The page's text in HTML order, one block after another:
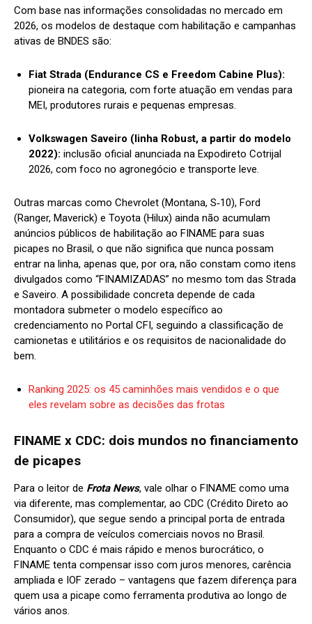
Com base nas informações consolidadas no mercado em
2026, os modelos de destaque com habilitação e campanhas
ativas de BNDES são:
Fiat Strada (Endurance CS e Freedom Cabine Plus):
pioneira na categoria, com forte atuação em vendas para
MEI, produtores rurais e pequenas empresas.
Volkswagen Saveiro (linha Robust, a partir do modelo
2022): inclusão oficial anunciada na Expodireto Cotrijal
2026, com foco no agronegócio e transporte leve.
Outras marcas como Chevrolet (Montana, S‑10), Ford
(Ranger, Maverick) e Toyota (Hilux) ainda não acumulam
anúncios públicos de habilitação ao FINAME para suas
picapes no Brasil, o que não significa que nunca possam
entrar na linha, apenas que, por ora, não constam como itens
divulgados como “FINAMIZADAS” no mesmo tom das Strada
e Saveiro. A possibilidade concreta depende de cada
montadora submeter o modelo específico ao
credenciamento no Portal CFI, seguindo a classificação de
camionetas e utilitários e os requisitos de nacionalidade do
bem.
Ranking 2025: os 45 caminhões mais vendidos e o que
eles revelam sobre as decisões das frotas
FINAME x CDC: dois mundos no financiamento
de picapes
Para o leitor de Frota News, vale olhar o FINAME como uma
via diferente, mas complementar, ao CDC (Crédito Direto ao
Consumidor), que segue sendo a principal porta de entrada
para a compra de veículos comerciais novos no Brasil.
Enquanto o CDC é mais rápido e menos burocrático, o
FINAME tenta compensar isso com juros menores, carência
ampliada e IOF zerado – vantagens que fazem diferença para
quem usa a picape como ferramenta produtiva ao longo de
vários anos.